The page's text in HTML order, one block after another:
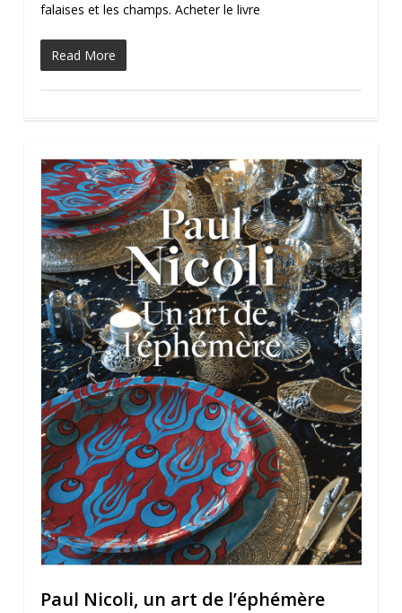
falaises et les champs. Acheter le livre
Read More
Paul Nicoli, un art de l’éphémère
1